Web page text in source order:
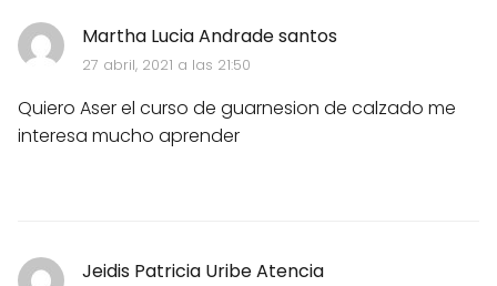
Martha Lucia Andrade santos
27 abril, 2021 a las 21:50
Quiero Aser el curso de guarnesion de calzado me
interesa mucho aprender
Jeidis Patricia Uribe Atencia